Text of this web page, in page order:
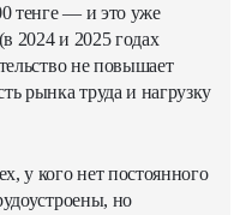
тенге — и это уже
2024 и 2025 годах
не повышает
рынка труда и нагрузку
у кого нет постоянного
но